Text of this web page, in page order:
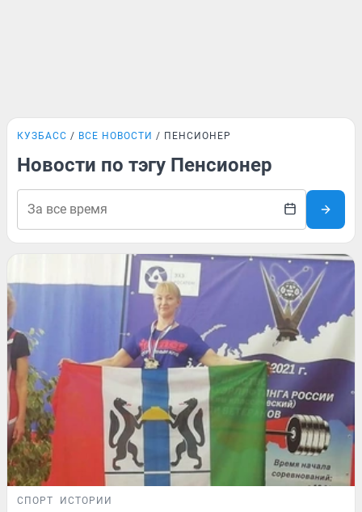
КУЗБАСС ВСЕ НОВОСТИ ПЕНСИОНЕР
Новости по тэгу Пенсионер
СПОРТ ИСТОРИИ